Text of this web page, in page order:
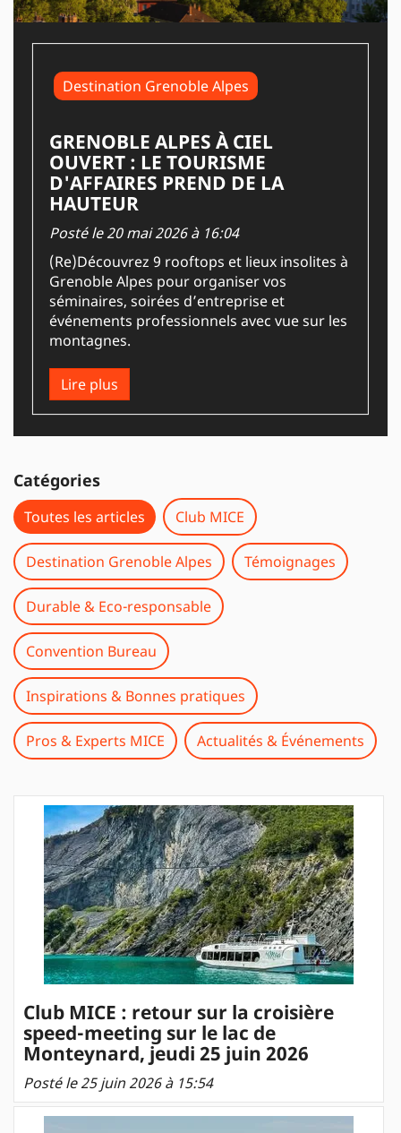
Destination Grenoble Alpes
GRENOBLE ALPES À CIEL
OUVERT : LE TOURISME
D'AFFAIRES PREND DE LA
HAUTEUR
Posté le 20 mai 2026 à 16:04
(Re)Découvrez 9 rooftops et lieux insolites à
Grenoble Alpes pour organiser vos
séminaires, soirées d’entreprise et
événements professionnels avec vue sur les
montagnes.
Lire plus
Catégories
Toutes les articles Club MICE
Destination Grenoble Alpes Témoignages
Durable & Eco-responsable
Convention Bureau
Inspirations & Bonnes pratiques
Pros & Experts MICE Actualités & Événements
Club MICE : retour sur la croisière
speed-meeting sur le lac de
Monteynard, jeudi 25 juin 2026
Posté le 25 juin 2026 à 15:54